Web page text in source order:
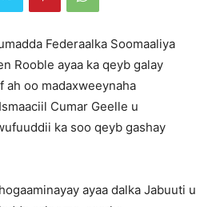
Federaalka Soomaaliya
Rooble ayaa ka qeyb galay
ah oo madaxweeynaha
Cumar Geelle u
ka soo qeyb gashay
ayaa dalka Jabuuti u